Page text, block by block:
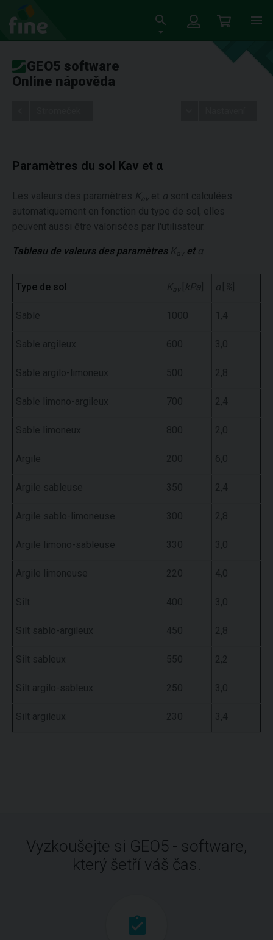
GEO5 software
Online nápověda
Paramètres du sol Kav et α
Les valeurs des paramètres Kav et α sont calculées
automatiquement en fonction du type de sol, elles
peuvent aussi être valorisées par l'utilisateur.
Tableau de valeurs des paramètres Kav et α
Type de sol K av kPa α %
Sable 1000 1,4
Sable argileux 600 3,0
Sable argilo-limoneux 500 2,8
Sable limono-argileux 700 2,4
Sable limoneux 800 2,0
Argile 200 6,0
Argile sableuse 350 2,4
Argile sablo-limoneuse 300 2,8
Argile limono-sableuse 330 3,0
Argile limoneuse 220 4,0
Silt 400 3,0
Silt sablo-argileux 450 2,8
Silt sableux 550 2,2
Silt argilo-sableux 250 3,0
Silt argileux 230 3,4
Vyzkoušejte si GEO5 - software,
který šetří váš čas.